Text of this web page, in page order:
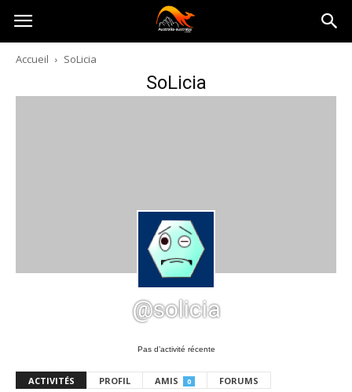
Australia-
australie.com
Accueil SoLicia
SoLicia
@solicia
Pas d’activité récente
ACTIVITÉS PROFIL AMIS 0 FORUMS